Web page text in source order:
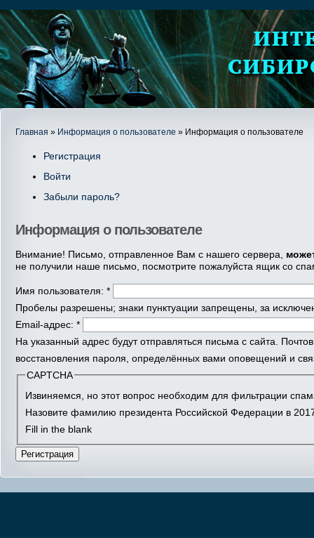
Главная » Информация о пользователе » Информация о пользователе
Регистрация
Войти
Забыли пароль?
Информация о пользователе
Внимание! Письмо, отправленное Вам с нашего сервера,
не получили наше письмо, посмотрите пожалуйста ящик со
Имя пользователя: *
Пробелы разрешены; знаки пунктуации запрещены, за
Email-адрес: *
На указанный адрес будут отправляться письма с сайта.
восстановления пароля, определённых вами оповещений и
CAPTCHA
Извиняемся, но этот вопрос необходим для фильтрации
Назовите фамилию президента Российской Федерации в
Fill in the blank